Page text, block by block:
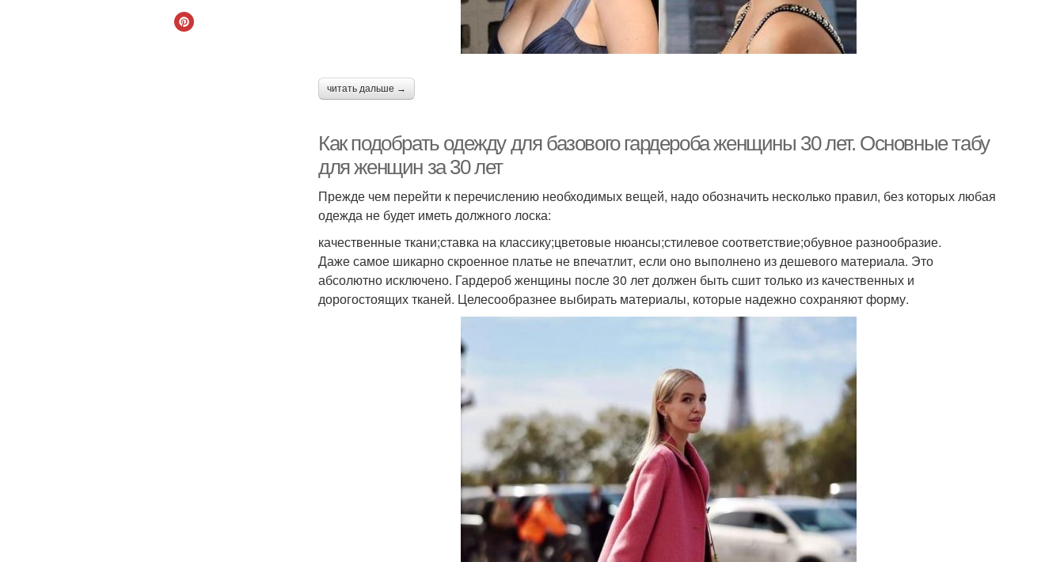
читать дальше →
Как подобрать одежду для базового гардероба женщины 30 лет. Основные табу
для женщин за 30 лет
Прежде чем перейти к перечислению необходимых вещей, надо обозначить несколько правил, без которых любая
одежда не будет иметь должного лоска:
качественные ткани;ставка на классику;цветовые нюансы;стилевое соответствие;обувное разнообразие.
Даже самое шикарно скроенное платье не впечатлит, если оно выполнено из дешевого материала. Это
абсолютно исключено. Гардероб женщины после 30 лет должен быть сшит только из качественных и
дорогостоящих тканей. Целесообразнее выбирать материалы, которые надежно сохраняют форму.